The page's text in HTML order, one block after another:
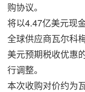
购协议。
将以4.47亿美元现
全球供应商瓦尔科
美元预期税收优惠
行调整。
本次收购对价约为